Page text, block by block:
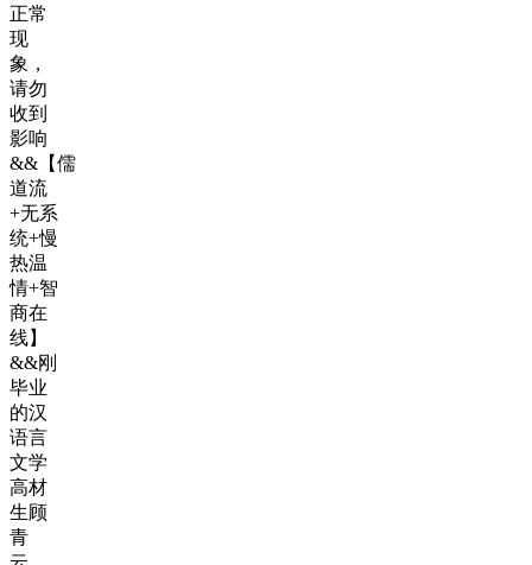
正常
现
象，
请勿
收到
影响
&&【儒
道流
+无系
统+慢
热温
情+智
商在
线】
&&刚
毕业
的汉
语言
文学
高材
生顾
青